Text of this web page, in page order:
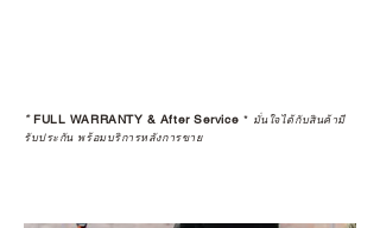
*FULL WARRANTY & After Service * มั่นใจได้กับสินค้ามี
รับประกัน พร้อมบริการหลังการขาย